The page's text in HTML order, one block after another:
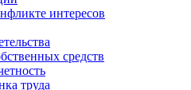
интересов
средств
труда